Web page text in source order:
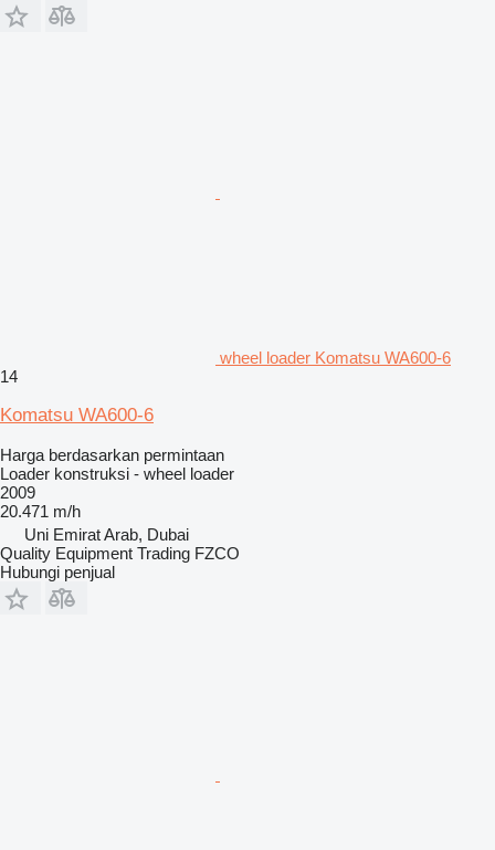
wheel loader Komatsu WA600-6
14
Komatsu WA600-6
Harga berdasarkan permintaan
Loader konstruksi - wheel loader
2009
20.471 m/h
Uni Emirat Arab, Dubai
Quality Equipment Trading FZCO
Hubungi penjual